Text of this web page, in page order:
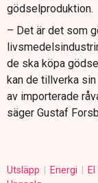
gödselproduktion.
– Det är det som
de ska köpa
kan de tillverka
av importerade
säger Gustaf
Utsläpp Energi El